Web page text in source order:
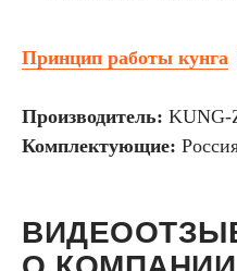
Принцип работы кунга
Производитель: KUNG-
Комплектующие: